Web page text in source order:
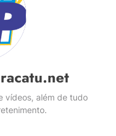
vídeos, além de tudo